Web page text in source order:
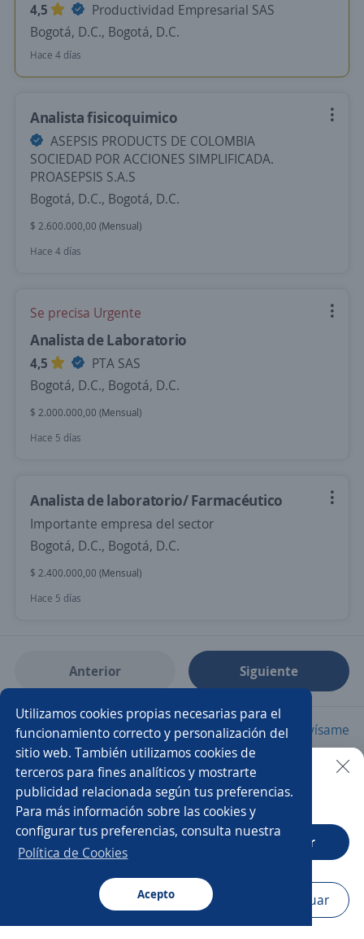
Utilizamos cookies propias necesarias para el
funcionamiento correcto y personalización del
sitio web. También utilizamos cookies de
terceros para fines analíticos y mostrarte
publicidad relacionada según tus preferencias.
Para más información sobre las cookies y
configurar tus preferencias, consulta nuestra
Política de Cookies
Acepto
Buscar Aplicaciones Avisos Favoritos
4,5
Productividad Empresarial SAS
Bogotá, D.C., Bogotá, D.C.
Hace 4 días
Analista fisicoquimico
ASEPSIS PRODUCTS DE COLOMBIA
SOCIEDAD POR ACCIONES SIMPLIFICADA.
PROASEPSIS S.A.S
Bogotá, D.C., Bogotá, D.C.
$ 2.600.000,00 (Mensual)
Hace 4 días
Se precisa Urgente
Analista de Laboratorio
4,5
PTA SAS
Bogotá, D.C., Bogotá, D.C.
$ 2.000.000,00 (Mensual)
Hace 5 días
Analista de laboratorio/ Farmacéutico
Importante empresa del sector
Bogotá, D.C., Bogotá, D.C.
$ 2.400.000,00 (Mensual)
Hace 5 días
Anterior Siguiente
Nuevas ofertas de empleo Avísame
Empleos similares
Analista de laboratorio Asesor/a comercial
Analista en control de calidad
Asesor/a comercial freelance Analista de calidad
Buscar es más fácil en la app
CT App Abrir
Navegador Continuar